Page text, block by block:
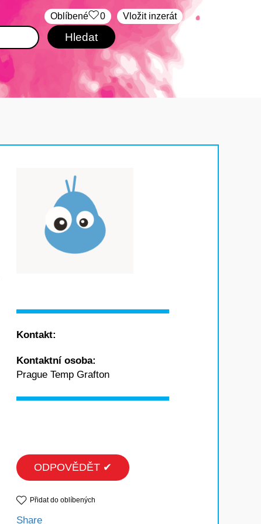
Vložit inzerát
Oblíbené 0
Kontakt:
Kontaktní osoba:
Prague Temp Grafton
ODPOVĚDĚT ✔
Přidat do oblíbených
Share